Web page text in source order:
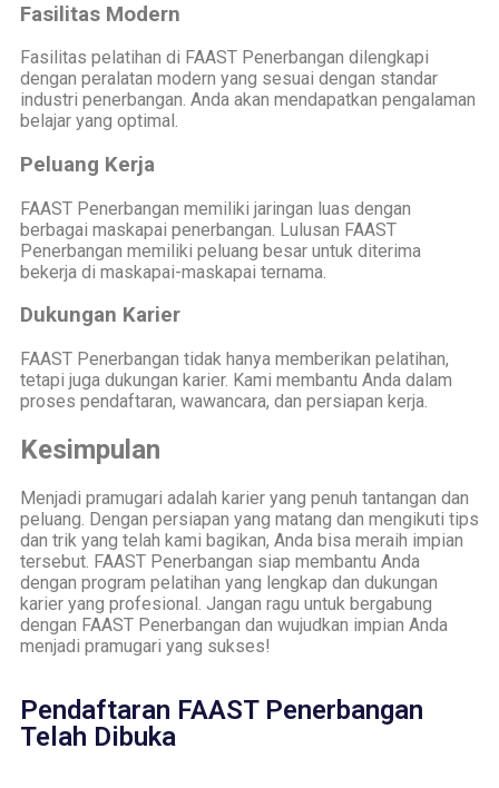
Fasilitas Modern
Fasilitas pelatihan di FAAST Penerbangan dilengkapi
dengan peralatan modern yang sesuai dengan standar
industri penerbangan. Anda akan mendapatkan pengalaman
belajar yang optimal.
Peluang Kerja
FAAST Penerbangan memiliki jaringan luas dengan
berbagai maskapai penerbangan. Lulusan FAAST
Penerbangan memiliki peluang besar untuk diterima
bekerja di maskapai-maskapai ternama.
Dukungan Karier
FAAST Penerbangan tidak hanya memberikan pelatihan,
tetapi juga dukungan karier. Kami membantu Anda dalam
proses pendaftaran, wawancara, dan persiapan kerja.
Kesimpulan
Menjadi pramugari adalah karier yang penuh tantangan dan
peluang. Dengan persiapan yang matang dan mengikuti tips
dan trik yang telah kami bagikan, Anda bisa meraih impian
tersebut. FAAST Penerbangan siap membantu Anda
dengan program pelatihan yang lengkap dan dukungan
karier yang profesional. Jangan ragu untuk bergabung
dengan FAAST Penerbangan dan wujudkan impian Anda
menjadi pramugari yang sukses!
Pendaftaran FAAST Penerbangan
Telah Dibuka